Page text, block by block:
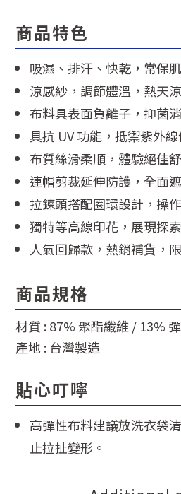
商品特色
吸濕、排汗、快乾，常保
涼感紗，調節體溫，熱天
布料具表面負離子，抑菌
具抗 UV 功能，抵禦紫外
布質絲滑柔順，體驗絕佳
連帽剪裁延伸防護，全面
拉鍊頭搭配圈環設計，操
獨特等高線印花，展現探
人氣回歸款，熱銷補貨，
商品規格
材質 : 87% 聚酯纖維 / 13%
產地 : 台灣製造
貼心叮嚀
高彈性布料建議放洗衣袋
止拉扯變形。